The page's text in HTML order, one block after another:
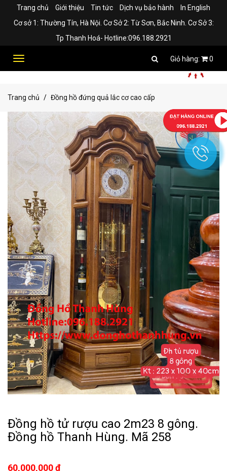
Trang chủ Giới thiệu Tin tức Dịch vụ bảo hành
In English
Cơ sở 1: Thường Tín, Hà Nội. Cơ Sở 2: Từ Sơn, Bắc Ninh. Cơ Sở 3:
Tp Thanh Hoá- Hotline:096.188.2921
Toggle
0
Trang chủ Đồng hồ đứng quả lắc cơ cao cấp
Đồng hồ tử rượu cao 2m23 8 gông.
Đồng hồ Thanh Hùng. Mã 258
60,000,000 đ